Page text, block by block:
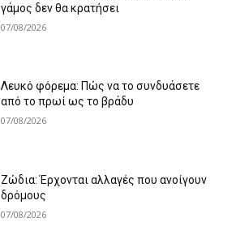
γάμος δεν θα κρατήσει
07/08/2026
Λευκό φόρεμα: Πώς να το συνδυάσετε
από το πρωί ως το βράδυ
07/08/2026
Ζώδια: Έρχονται αλλαγές που ανοίγουν
δρόμους
07/08/2026